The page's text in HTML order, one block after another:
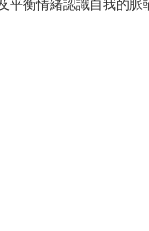
平衡情緒認識自我的脈